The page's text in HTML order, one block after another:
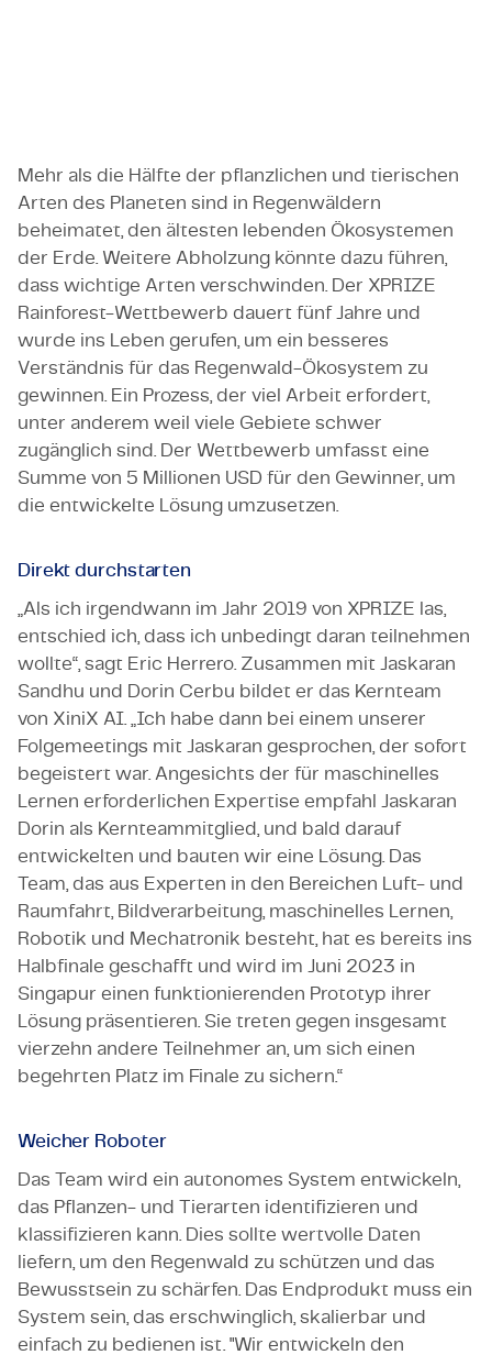
Mehr als die Hälfte der pflanzlichen und tierischen
Arten des Planeten sind in Regenwäldern
beheimatet, den ältesten lebenden Ökosystemen
der Erde. Weitere Abholzung könnte dazu führen,
dass wichtige Arten verschwinden. Der XPRIZE
Rainforest-Wettbewerb dauert fünf Jahre und
wurde ins Leben gerufen, um ein besseres
Verständnis für das Regenwald-Ökosystem zu
gewinnen. Ein Prozess, der viel Arbeit erfordert,
unter anderem weil viele Gebiete schwer
zugänglich sind. Der Wettbewerb umfasst eine
Summe von 5 Millionen USD für den Gewinner, um
die entwickelte Lösung umzusetzen.
Direkt durchstarten
„Als ich irgendwann im Jahr 2019 von XPRIZE las,
entschied ich, dass ich unbedingt daran teilnehmen
wollte“, sagt Eric Herrero. Zusammen mit Jaskaran
Sandhu und Dorin Cerbu bildet er das Kernteam
von XiniX AI. „Ich habe dann bei einem unserer
Folgemeetings mit Jaskaran gesprochen, der sofort
begeistert war. Angesichts der für maschinelles
Lernen erforderlichen Expertise empfahl Jaskaran
Dorin als Kernteammitglied, und bald darauf
entwickelten und bauten wir eine Lösung. Das
Team, das aus Experten in den Bereichen Luft- und
Raumfahrt, Bildverarbeitung, maschinelles Lernen,
Robotik und Mechatronik besteht, hat es bereits ins
Halbfinale geschafft und wird im Juni 2023 in
Singapur einen funktionierenden Prototyp ihrer
Lösung präsentieren. Sie treten gegen insgesamt
vierzehn andere Teilnehmer an, um sich einen
begehrten Platz im Finale zu sichern.“
Weicher Roboter
Das Team wird ein autonomes System entwickeln,
das Pflanzen- und Tierarten identifizieren und
klassifizieren kann. Dies sollte wertvolle Daten
liefern, um den Regenwald zu schützen und das
Bewusstsein zu schärfen. Das Endprodukt muss ein
System sein, das erschwinglich, skalierbar und
einfach zu bedienen ist. "Wir entwickeln den